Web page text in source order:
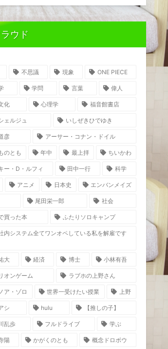
ウド
不思議 現象 ONE PIECE
学問 言葉 偉人
化 心理学 福音館書店
ェルジュ いしぜきひでゆき
彦 アーサー・コナン・ドイル
のとも 年中 最上拝 ちいかわ
ー・D・ルフィ 田中一行 科学
アニメ 日本史 エンバンメイズ
尾田栄一郎 社会
買った本 ふたりソロキャンプ
内システム全てワンオペしている私を解雇です
大 経済 博士 小林有吾
オンゲーム ラブホの上野さん
ア・ゾロ 世界一受けたい授業 上野
シ hulu 【推しの子】
乱歩 フルドライブ 学ぶ
陽 かがくのとも 概念ドロボウ